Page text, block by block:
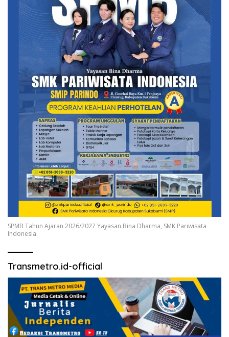
SPMB Tahun Ajaran 2026/2027 Yayasan Bina Dharma, SMK Pariwisata
Indonesia.
Transmetro.id-official